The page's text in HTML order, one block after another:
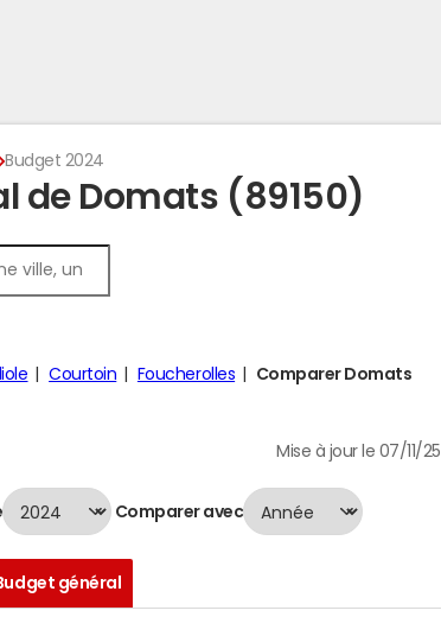
Budget 2024
de Domats (89150)
Courtoin Foucherolles
Comparer Domats
Mise à jour le 07/11/25
Comparer avec
général